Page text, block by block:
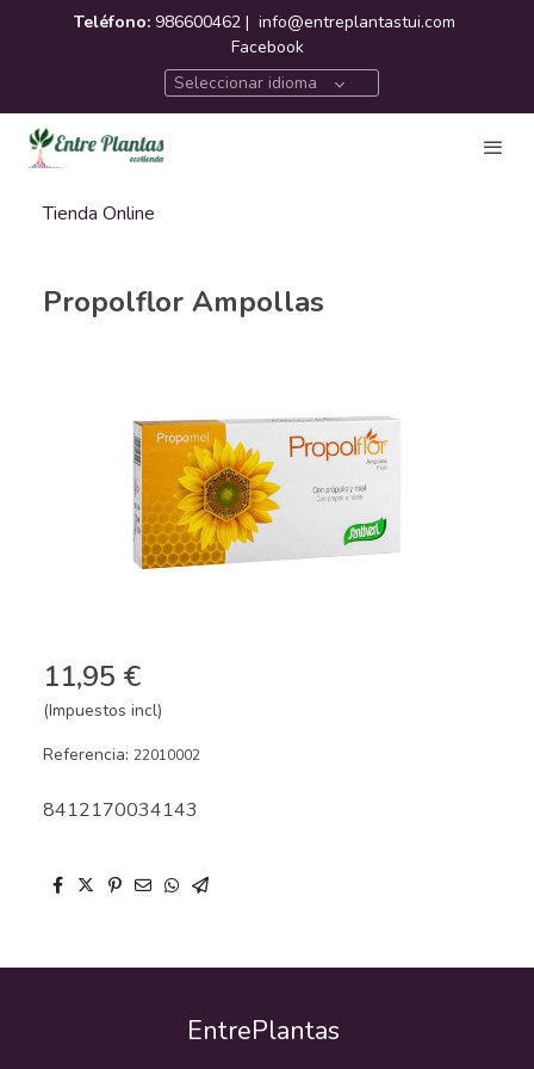
Teléfono: 986600462 | info@entreplantastui.com
Facebook
Seleccionar idioma
Tienda Online
Propolflor Ampollas
11,95 €
(Impuestos incl)
Referencia: 22010002
8412170034143
EntrePlantas